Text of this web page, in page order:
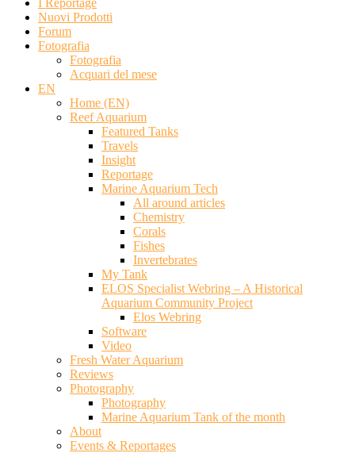
I Reportage
Nuovi Prodotti
Forum
Fotografia
Fotografia
Acquari del mese
EN
Home (EN)
Reef Aquarium
Featured Tanks
Travels
Insight
Reportage
Marine Aquarium Tech
All around articles
Chemistry
Corals
Fishes
Invertebrates
My Tank
ELOS Specialist Webring – A Historical
Aquarium Community Project
Elos Webring
Software
Video
Fresh Water Aquarium
Reviews
Photography
Photography
Marine Aquarium Tank of the month
About
Events & Reportages